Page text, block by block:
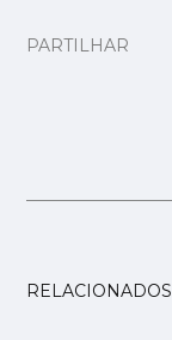
PARTILHAR
RELACIONADOS